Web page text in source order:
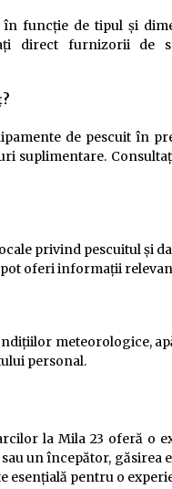
funcție de tipul și
direct furnizorii
de pescuit în
suplimentare.
privind pescuitul și
oferi informații
meteorologice,
personal.
la Mila 23 oferă o
un începător,
esențială pentru o